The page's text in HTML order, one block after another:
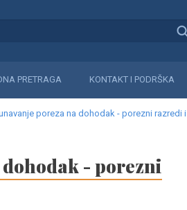
PRETRAGA KONTAKT I PODRŠKA
poreza na dohodak - porezni razredi i
- porezni